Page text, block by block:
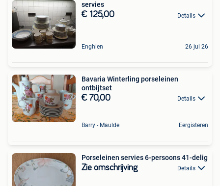
servies
€ 125,00 Details
Enghien 26 jul 26
Bavaria Winterling porseleinen
ontbijtset
€ 70,00 Details
Barry - Maulde Eergisteren
Porseleinen servies 6-persoons 41-delig
Zie omschrijving Details